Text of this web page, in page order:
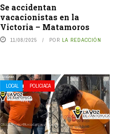
Se accidentan
vacacionistas en la
Victoria – Matamoros
11/08/2025 POR LA REDACCIÓN
LOCAL POLICIACA